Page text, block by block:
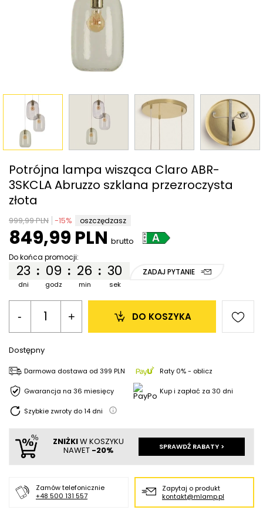
Potrójna lampa wisząca Claro ABR-
3SKCLA Abruzzo szklana przezroczysta
złota
999,99 PLN -15% oszczędzasz
849,99 PLN brutto
Do końca promocji:
:
dni
23 :
godz
09 :
min
26
sek
30 ZADAJ PYTANIE
- + DO KOSZYKA
Dostępny
Darmowa dostawa od 399 PLN Raty 0% - oblicz
Gwarancja na 36 miesięcy Kup i zapłać za 30 dni
Szybkie zwroty do14 dni
ZNIŻKIW KOSZYKU
NAWET -20% SPRAWDŹ RABATY >
Zamów telefonicznie
+48 500 131 557
Zapytaj o produkt
kontakt@mlamp.pl